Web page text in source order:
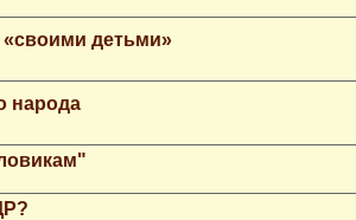
«своими детьми»
народа